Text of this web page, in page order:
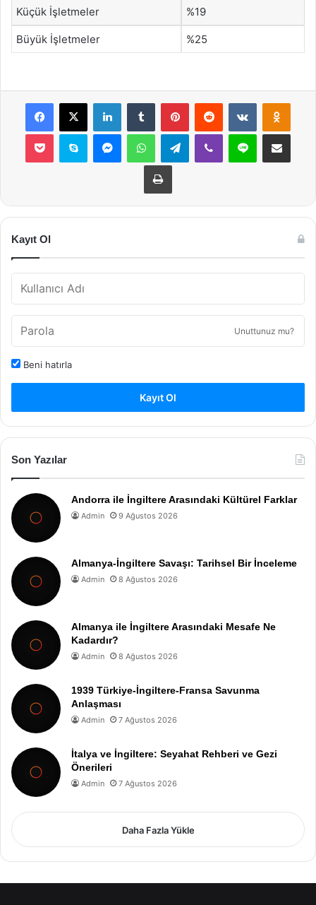
Küçük İşletmeler %19
Büyük İşletmeler %25
Facebook
X LinkedInTumblr PinterestReddit VKontakte
Pocket Skype MessengerWhatsAppTelegramViber Line E-Posta ile
Yazdır
Kayıt Ol
Unuttunuz mu?
Beni hatırla
Kayıt Ol
Son Yazılar
Andorra ile İngiltere Arasındaki Kültürel Farklar
Admin 9 Ağustos 2026
Almanya-İngiltere Savaşı: Tarihsel Bir İnceleme
Admin 8 Ağustos 2026
Almanya ile İngiltere Arasındaki Mesafe Ne
Kadardır?
Admin 8 Ağustos 2026
1939 Türkiye-İngiltere-Fransa Savunma
Anlaşması
Admin 7 Ağustos 2026
İtalya ve İngiltere: Seyahat Rehberi ve Gezi
Önerileri
Admin 7 Ağustos 2026
Daha Fazla Yükle